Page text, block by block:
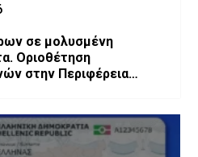
σε μολυσμένη
Οριοθέτηση
στην Περιφέρεια